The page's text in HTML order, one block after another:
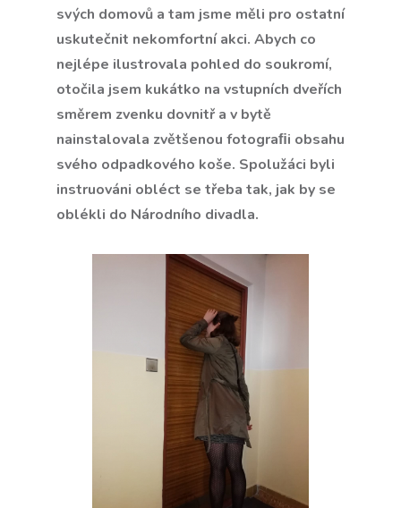
svých domovů a tam jsme měli pro ostatní
uskutečnit nekomfortní akci. Abych co
nejlépe ilustrovala pohled do soukromí,
otočila jsem kukátko na vstupních dveřích
směrem zvenku dovnitř a v bytě
nainstalovala zvětšenou fotograﬁi obsahu
svého odpadkového koše. Spolužáci byli
instruováni obléct se třeba tak, jak by se
oblékli do Národního divadla.